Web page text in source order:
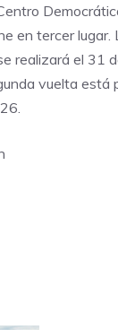
en tercer lugar.
realizará el 31
vuelta está